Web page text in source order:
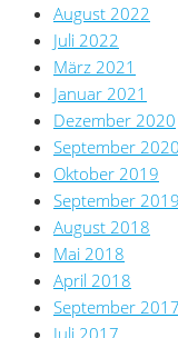
August 2022
Juli 2022
März 2021
Januar 2021
Dezember 2020
September 2020
Oktober 2019
September 2019
August 2018
Mai 2018
April 2018
September 2017